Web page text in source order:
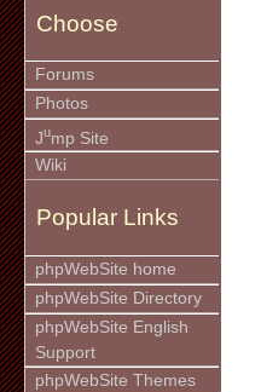
Choose
Forums
Photos
Jump Site
Wiki
Popular Links
phpWebSite home
phpWebSite Directory
phpWebSite English
Support
phpWebSite Themes